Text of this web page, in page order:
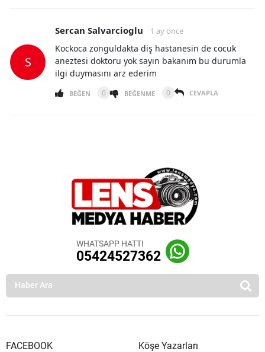
S
Sercan Salvarcioglu 1 ay önce
Kockoca zonguldakta diş hastanesin de cocuk
aneztesi doktoru yok sayın bakanım bu durumla
ilgi duymasını arz ederim
BEĞEN 0 BEĞENME 0 CEVAPLA
WHATSAPP HATTI
05424527362
FACEBOOK Köşe Yazarları